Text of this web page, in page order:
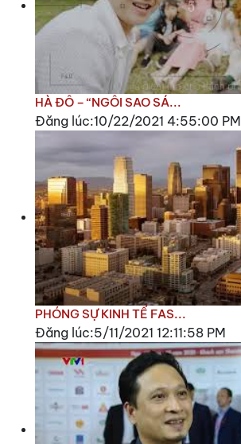
HÀ ĐÔ – “NGÔI SAO SÁ...
Đăng lúc:10/22/2021 4:55:00 PM
PHÓNG SỰ KINH TẾ FAS...
Đăng lúc:5/11/2021 12:11:58 PM